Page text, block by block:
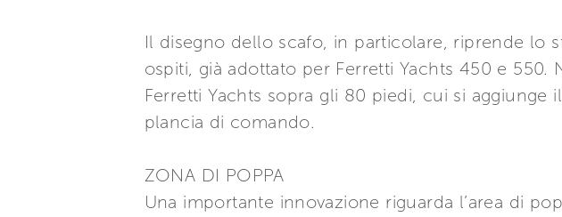
Il disegno dello scafo, in particolare, riprende lo
ospiti, già adottato per Ferretti Yachts 450 e
Ferretti Yachts sopra gli 80 piedi, cui si
plancia di comando.
ZONA DI POPPA
Una importante innovazione riguarda l’area di